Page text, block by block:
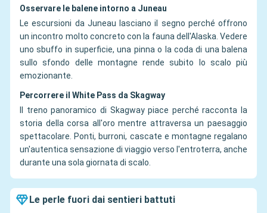
Osservare le balene intorno a Juneau
Le escursioni da Juneau lasciano il segno perché offrono
un incontro molto concreto con la fauna dell'Alaska. Vedere
uno sbuffo in superficie, una pinna o la coda di una balena
sullo sfondo delle montagne rende subito lo scalo più
emozionante.
Percorrere il White Pass da Skagway
Il treno panoramico di Skagway piace perché racconta la
storia della corsa all'oro mentre attraversa un paesaggio
spettacolare. Ponti, burroni, cascate e montagne regalano
un'autentica sensazione di viaggio verso l'entroterra, anche
durante una sola giornata di scalo.
Le perle fuori dai sentieri battuti